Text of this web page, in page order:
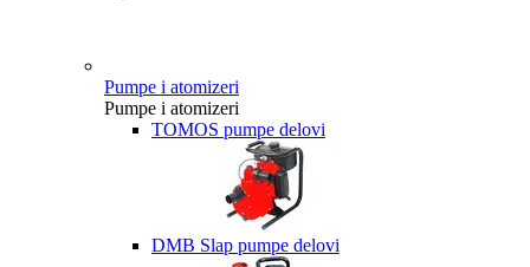
Pumpe i atomizeri
Pumpe i atomizeri
TOMOS pumpe delovi
DMB Slap pumpe delovi